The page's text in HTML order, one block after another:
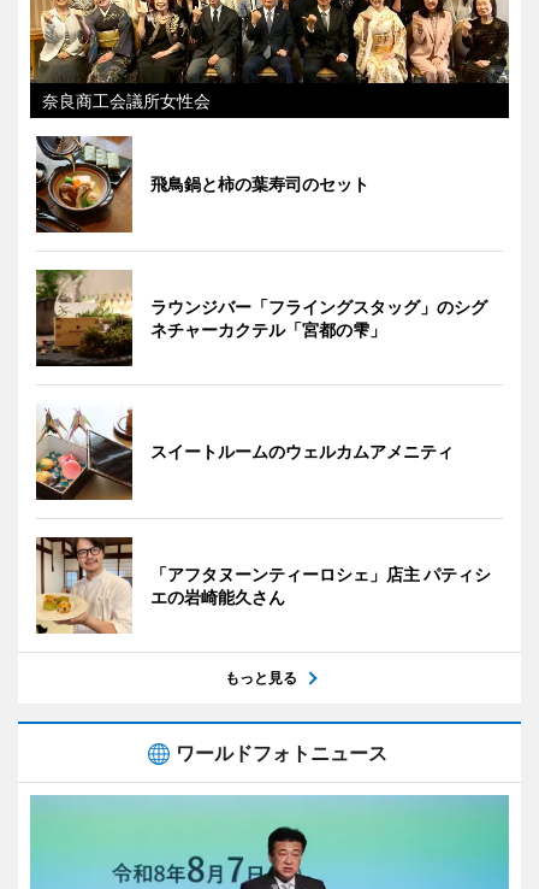
奈良商工会議所女性会
飛鳥鍋と柿の葉寿司のセット
ラウンジバー「フライングスタッグ」のシグ
ネチャーカクテル「宮都の雫」
スイートルームのウェルカムアメニティ
「アフタヌーンティーロシェ」店主 パティシ
エの岩崎能久さん
もっと見る
ワールドフォトニュース